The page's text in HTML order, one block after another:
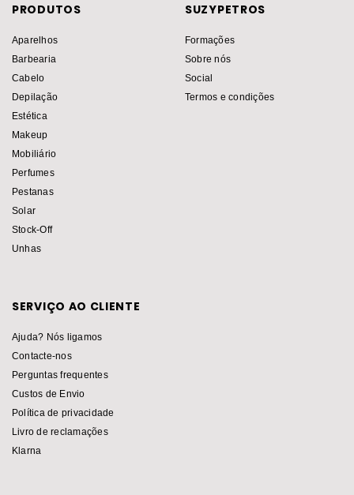
PRODUTOS
Aparelhos
Barbearia
Cabelo
Depilação
Estética
Makeup
Mobiliário
Perfumes
Pestanas
Solar
Stock-Off
Unhas
SUZYPETROS
Formações
Sobre nós
Social
Termos e condições
SERVIÇO AO CLIENTE
Ajuda? Nós ligamos
Contacte-nos
Perguntas frequentes
Custos de Envio
Política de privacidade
Livro de reclamações
Klarna